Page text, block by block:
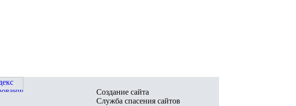
Создание сайта
Служба спасения сайтов